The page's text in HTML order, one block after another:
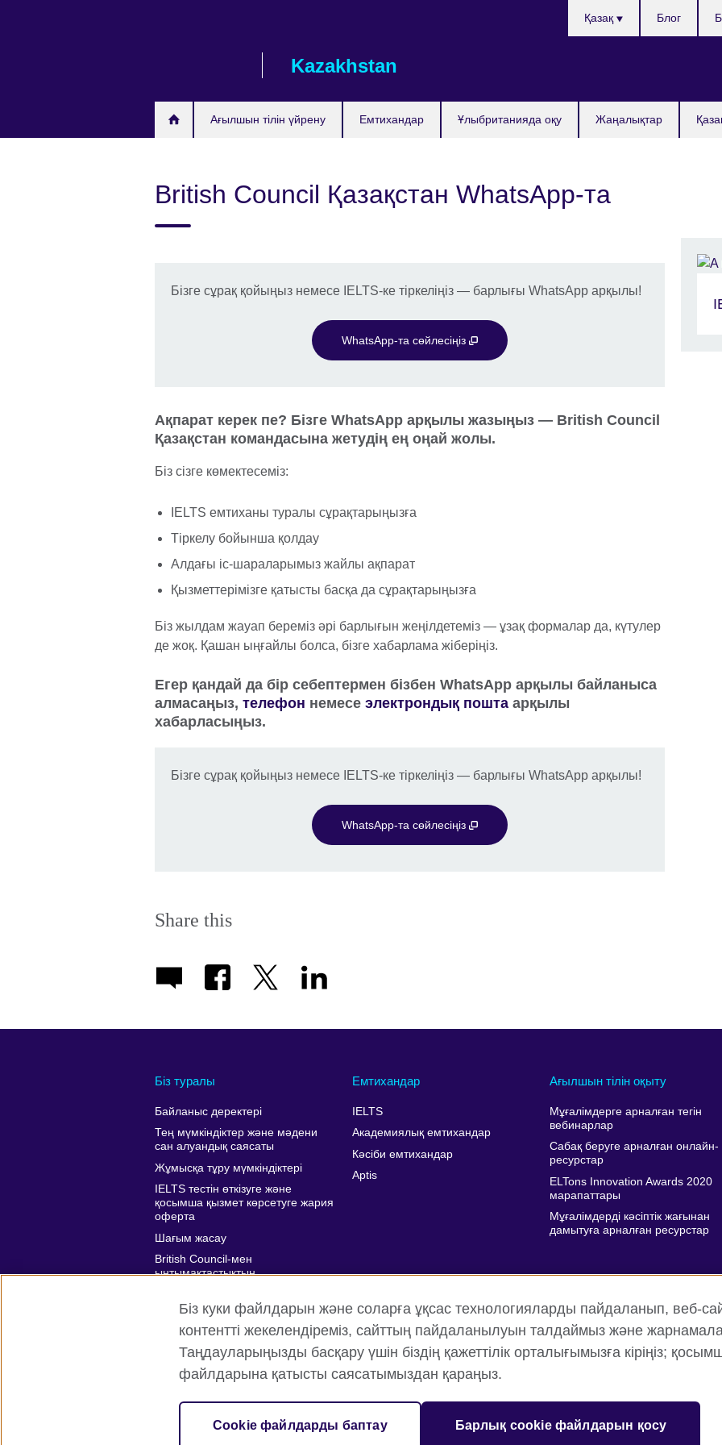
Kazakhstan
Ағылшын тілін үйрену Емтихандар Ұлыбританияда оқу Жаңалықтар
таңдаңыз
Қазақ Блог
British Council Қазақстан WhatsApp-та
Бізге сұрақ қойыңыз немесе IELTS-ке тіркеліңіз — барлығы WhatsApp арқылы!
WhatsApp-та сөйлесіңіз
Ақпарат керек пе? Бізге WhatsApp арқылы жазыңыз — British Council
Қазақстан командасына жетудің ең оңай жолы.
Біз сізге көмектесеміз:
IELTS емтиханы туралы сұрақтарыңызға
Тіркелу бойынша қолдау
Алдағы іс-шараларымыз жайлы ақпарат
Қызметтерімізге қатысты басқа да сұрақтарыңызға
Біз жылдам жауап береміз әрі барлығын жеңілдетеміз — ұзақ формалар да, күтулер
де жоқ. Қашан ыңғайлы болса, бізге хабарлама жіберіңіз.
Егер қандай да бір себептермен бізбен WhatsApp арқылы байланыса
алмасаңыз, телефон немесе электрондық пошта арқылы
хабарласыңыз.
Бізге сұрақ қойыңыз немесе IELTS-ке тіркеліңіз — барлығы WhatsApp арқылы!
WhatsApp-та сөйлесіңіз
Share this
Біз туралы
Байланыс деректері
Тең мүмкіндіктер және мәдени
сан алуандық саясаты
Жұмысқа тұру мүмкіндіктері
IELTS тестін өткізуге және
қосымша қызмет көрсетуге жария
оферта
Шағым жасау
British Council-мен
ынтымақтастықтың
Affiliate marketing
Емтихандар
IELTS
Академиялық емтихандар
Кәсіби емтихандар
Aptis
Ағылшын тілін оқыту
Мұғалімдерге арналған тегін
вебинарлар
Сабақ беруге арналған онлайн-
ресурстар
ELTons Innovation Awards 2020
марапаттары
Мұғалімдерді кәсіптік жағынан
дамытуға арналған ресурстар
British Council жаһанды түрде Құпиялық және пайдалану шарттары
© 2026 British Council
Біз куки файлдарын және соларға ұқсас технологияларды пайдаланып, веб-
контентті жекелендіреміз, сайттың пайдаланылуын талдаймыз және
Таңдауларыңызды басқару үшін біздің қажеттілік орталығымызға кіріңіз;
файлдарына қатысты саясатымыздан қараңыз.
Cookie файлдарды баптау Барлық cookie файлдарын қосу